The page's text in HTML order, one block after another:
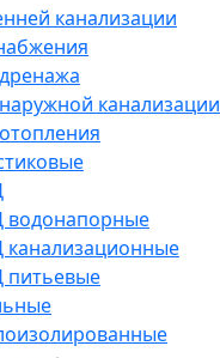
канализации
канализации